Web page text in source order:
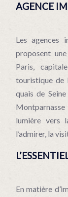
AGENCE
Les agences
proposent
Paris,
touristique de
quais de
lumière vers
l’admirer, la
En matière